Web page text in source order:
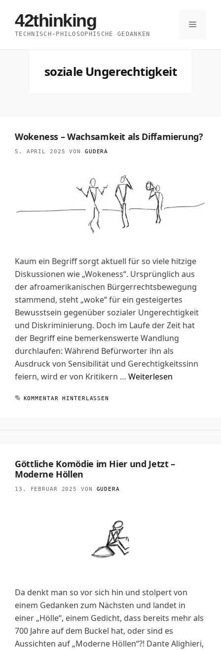
Inhalt
springen
42thinking
TECHNISCH-PHILOSOPHISCHE GEDANKEN
Menü
soziale Ungerechtigkeit
Wokeness – Wachsamkeit als Diffamierung?
5. APRIL 2025 VON GUDERA
Kaum ein Begriff sorgt aktuell für so viele hitzige
Diskussionen wie „Wokeness“. Ursprünglich aus
der afroamerikanischen Bürgerrechtsbewegung
stammend, steht „woke“ für ein gesteigertes
Bewusstsein gegenüber sozialer Ungerechtigkeit
und Diskriminierung. Doch im Laufe der Zeit hat
der Begriff eine bemerkenswerte Wandlung
durchlaufen: Während Befürworter ihn als
Ausdruck von Sensibilität und Gerechtigkeitssinn
feiern, wird er von Kritikern … Weiterlesen
KOMMENTAR HINTERLASSEN
Göttliche Komödie im Hier und Jetzt –
Moderne Höllen
13. FEBRUAR 2025 VON GUDERA
Da denkt man so vor sich hin und stolpert von
einem Gedanken zum Nächsten und landet in
einer „Hölle“, einem Gedicht, dass bereits mehr als
700 Jahre auf dem Buckel hat, oder sind es
Aussichten auf „Moderne Höllen“?! Dante Alighieri,